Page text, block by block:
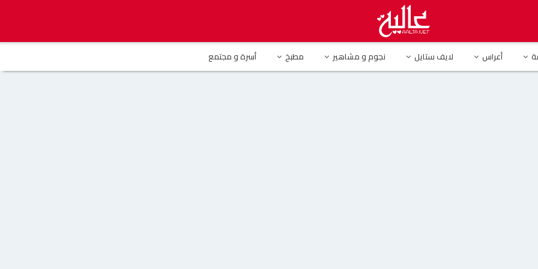
أعراس لايف ستايل نجوم و مشاهير مطبخ أسرة و مجتمع